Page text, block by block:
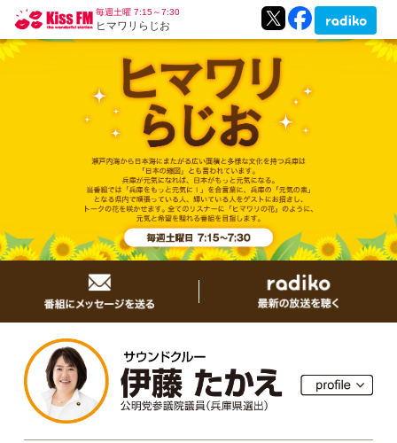
毎週土曜 7:15～7:30
ヒマワリらじお